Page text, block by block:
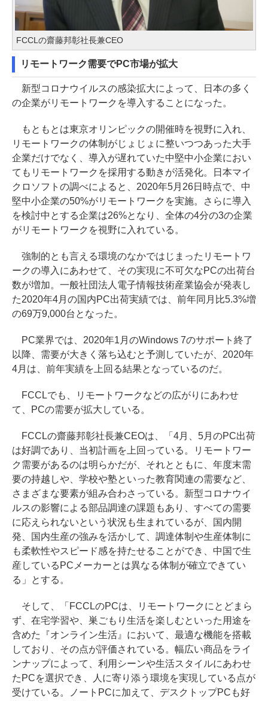
FCCLの齋藤邦彰社長兼CEO
リモートワーク需要でPC市場が拡大
新型コロナウイルスの感染拡大によって、日本の多く
の企業がリモートワークを導入することになった。
もともとは東京オリンピックの開催時を視野に入れ、
リモートワークの体制がじょじょに整いつつあった大手
企業だけでなく、導入が遅れていた中堅中小企業におい
てもリモートワークを採用する動きが活発化。日本マイ
クロソフトの調べによると、2020年5月26日時点で、中
堅中小企業の50%がリモートワークを実施。さらに導入
を検討中とする企業は26%となり、全体の4分の3の企業
がリモートワークを視野に入れている。
強制的とも言える環境のなかではじまったリモートワ
ークの導入にあわせて、その実現に不可欠なPCの出荷台
数が増加。一般社団法人電子情報技術産業協会が発表し
た2020年4月の国内PC出荷実績では、前年同月比5.3%増
の69万9,000台となった。
PC業界では、2020年1月のWindows 7のサポート終了
以降、需要が大きく落ち込むと予測していたが、2020年
4月は、前年実績を上回る結果となっているのだ。
FCCLでも、リモートワークなどの広がりにあわせ
て、PCの需要が拡大している。
FCCLの齋藤邦彰社長兼CEOは、「4月、5月のPC出荷
は好調であり、当初計画を上回っている。リモートワー
ク需要があるのは明らかだが、それとともに、年度末需
要の持越しや、学校や塾といった教育関連の需要など、
さまざまな要素が組み合わさっている。新型コロナウイ
ルスの影響による部品調達の課題もあり、すべての需要
に応えられないという状況も生まれているが、国内開
発、国内生産の強みを活かして、調達体制や生産体制に
も柔軟性やスピード感を持たせることができ、中国で生
産しているPCメーカーとは異なる体制が確立できてい
る」とする。
そして、「FCCLのPCは、リモートワークにとどまら
ず、在宅学習や、巣ごもり生活を楽しむといった用途を
含めた『オンライン生活』において、最適な機能を搭載
しており、その点が評価されている。幅広い商品をライ
ンナップによって、利用シーンや生活スタイルにあわせ
たPCを選択でき、人に寄り添う環境を実現している点が
受けている。ノートPCに加えて、デスクトップPCも好